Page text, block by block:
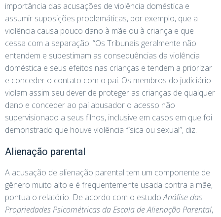
importância das acusações de violência doméstica e
assumir suposições problemáticas, por exemplo, que a
violência causa pouco dano à mãe ou à criança e que
cessa com a separação. “Os Tribunais geralmente não
entendem e subestimam as consequências da violência
doméstica e seus efeitos nas crianças e tendem a priorizar
e conceder o contato com o pai. Os membros do judiciário
violam assim seu dever de proteger as crianças de qualquer
dano e conceder ao pai abusador o acesso não
supervisionado a seus filhos, inclusive em casos em que foi
demonstrado que houve violência física ou sexual”, diz.
Alienação parental
A acusação de alienação parental tem um componente de
gênero muito alto e é frequentemente usada contra a mãe,
pontua o relatório. De acordo com o estudoAnálise das
Propriedades Psicométricas da Escala de Alienação Parental,